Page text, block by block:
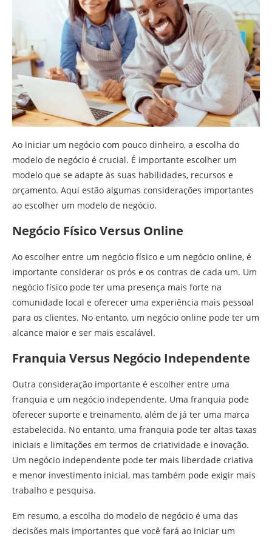
Ao iniciar um negócio com pouco dinheiro, a escolha do
modelo de negócio é crucial. É importante escolher um
modelo que se adapte às suas habilidades, recursos e
orçamento. Aqui estão algumas considerações importantes
ao escolher um modelo de negócio.
Negócio Físico Versus Online
Ao escolher entre um negócio físico e um negócio online, é
importante considerar os prós e os contras de cada um. Um
negócio físico pode ter uma presença mais forte na
comunidade local e oferecer uma experiência mais pessoal
para os clientes. No entanto, um negócio online pode ter um
alcance maior e ser mais escalável.
Franquia Versus Negócio Independente
Outra consideração importante é escolher entre uma
franquia e um negócio independente. Uma franquia pode
oferecer suporte e treinamento, além de já ter uma marca
estabelecida. No entanto, uma franquia pode ter altas taxas
iniciais e limitações em termos de criatividade e inovação.
Um negócio independente pode ter mais liberdade criativa
e menor investimento inicial, mas também pode exigir mais
trabalho e pesquisa.
Em resumo, a escolha do modelo de negócio é uma das
decisões mais importantes que você fará ao iniciar um